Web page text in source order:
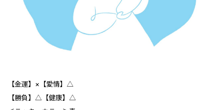
【金運】×【愛情】△
【勝負】△【健康】△